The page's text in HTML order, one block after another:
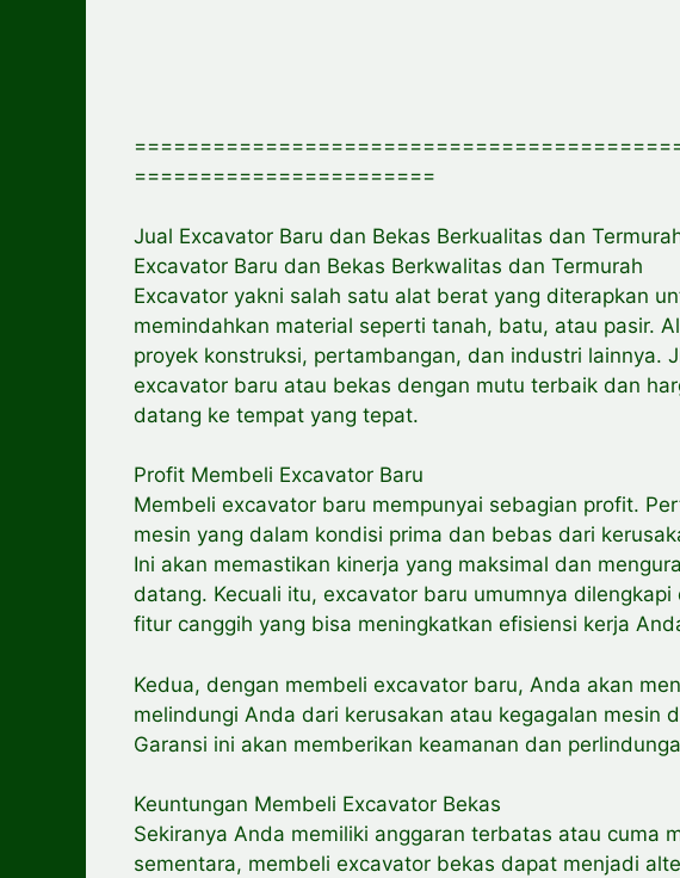
=======================
Jual Excavator Baru dan Bekas Berkualitas dan
Excavator Baru dan Bekas Berkwalitas dan Termurah
Excavator yakni salah satu alat berat yang diterapkan
memindahkan material seperti tanah, batu, atau pasir.
proyek konstruksi, pertambangan, dan industri lainnya.
excavator baru atau bekas dengan mutu terbaik dan
datang ke tempat yang tepat.
Profit Membeli Excavator Baru
Membeli excavator baru mempunyai sebagian profit.
mesin yang dalam kondisi prima dan bebas dari
Ini akan memastikan kinerja yang maksimal dan
datang. Kecuali itu, excavator baru umumnya
fitur canggih yang bisa meningkatkan efisiensi kerja
Kedua, dengan membeli excavator baru, Anda akan
melindungi Anda dari kerusakan atau kegagalan mesin
Garansi ini akan memberikan keamanan dan
Keuntungan Membeli Excavator Bekas
Sekiranya Anda memiliki anggaran terbatas atau cuma
sementara, membeli excavator bekas dapat menjadi